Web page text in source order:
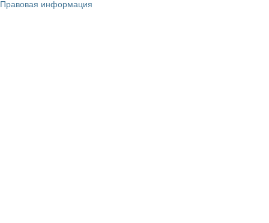
Правовая информация